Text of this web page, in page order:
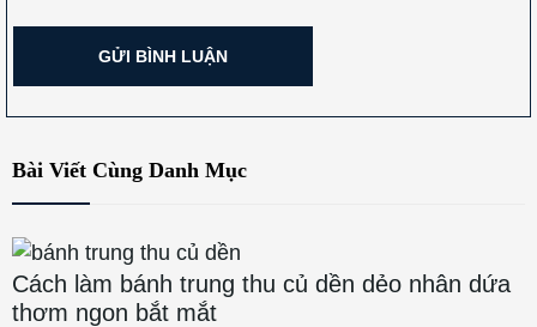
Bài Viết Cùng Danh Mục
Cách làm bánh trung thu củ dền dẻo nhân dứa
thơm ngon bắt mắt